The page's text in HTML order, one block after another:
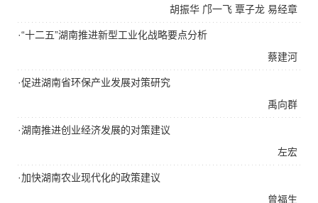
易经章
覃子龙
邝一飞
胡振华
蔡建河
·“十二五”湖南推进新型工业化战略要点分析
禹向群
·促进湖南省环保产业发展对策研究
左宏
·湖南推进创业经济发展的对策建议
曾福生
·加快湖南农业现代化的政策建议